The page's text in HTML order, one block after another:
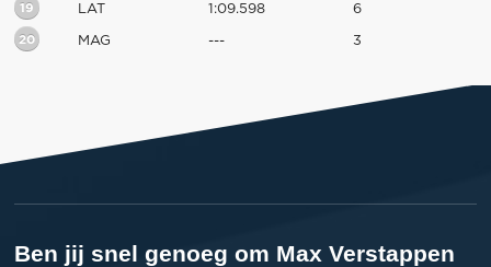
19 LAT 1:09.598 6
20 MAG --- 3
Ben jij snel genoeg om Max Verstappen